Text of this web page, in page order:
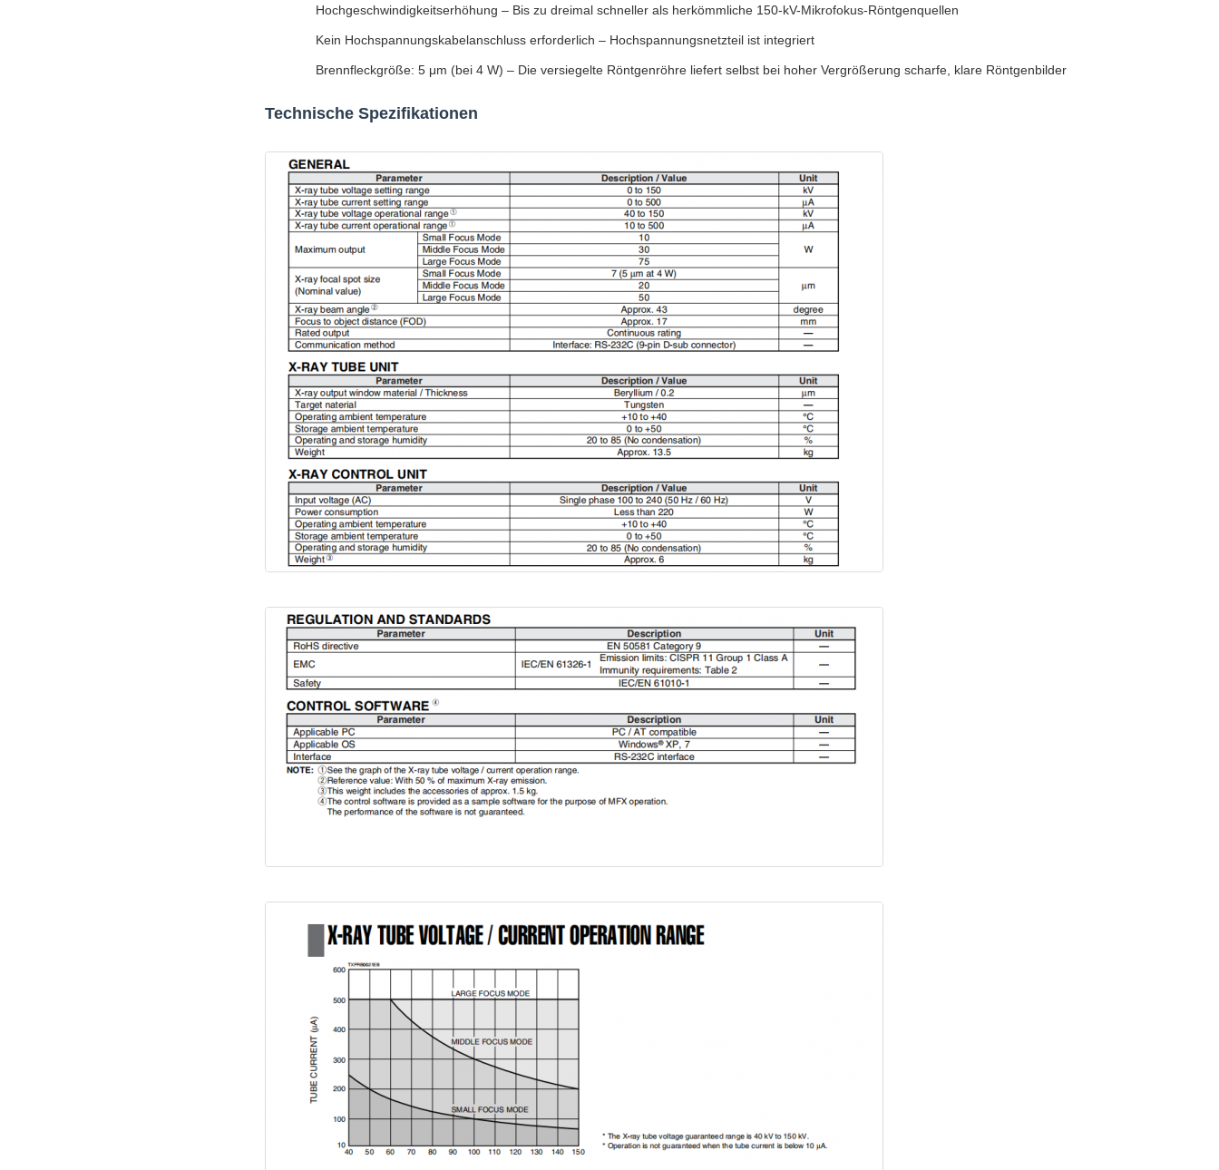
Hochgeschwindigkeitserhöhung – Bis zu dreimal schneller als herkömmliche 150-kV-Mikrofokus-Röntgenquellen
Kein Hochspannungskabelanschluss erforderlich – Hochspannungsnetzteil ist integriert
Brennfleckgröße: 5 μm (bei 4 W) – Die versiegelte Röntgenröhre liefert selbst bei hoher Vergrößerung scharfe, klare Röntgenbilder
Technische Spezifikationen